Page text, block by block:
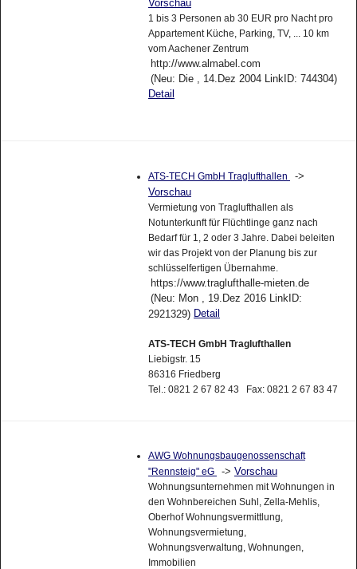
Vorschau
1 bis 3 Personen ab 30 EUR pro Nacht pro
Appartement Küche, Parking, TV, ... 10 km
vom Aachener Zentrum
http://www.almabel.com
(Neu: Die , 14.Dez 2004 LinkID: 744304)
Detail
ATS-TECH GmbH Traglufthallen
->
Vorschau
Vermietung von Traglufthallen als
Notunterkunft für Flüchtlinge ganz nach
Bedarf für 1, 2 oder 3 Jahre. Dabei beleiten
wir das Projekt von der Planung bis zur
schlüsselfertigen Übernahme.
https://www.traglufthalle-mieten.de
(Neu: Mon , 19.Dez 2016 LinkID:
2921329) Detail
ATS-TECH GmbH Traglufthallen
Liebigstr. 15
86316 Friedberg
Tel.: 0821 2 67 82 43 Fax: 0821 2 67 83 47
AWG Wohnungsbaugenossenschaft
"Rennsteig" eG
-> Vorschau
Wohnungsunternehmen mit Wohnungen in
den Wohnbereichen Suhl, Zella-Mehlis,
Oberhof Wohnungsvermittlung,
Wohnungsvermietung,
Wohnungsverwaltung, Wohnungen,
Immobilien